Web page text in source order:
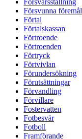
Försvunna föremål
Förtal
Förtalskassan
Förtroende
Förtroenden
Förtryck
Förtvivlan
Förundersökning
Förutsättningar
Förvandling
Förvillare
Fostervatten
Fotbesvär
Fotboll
Framförande